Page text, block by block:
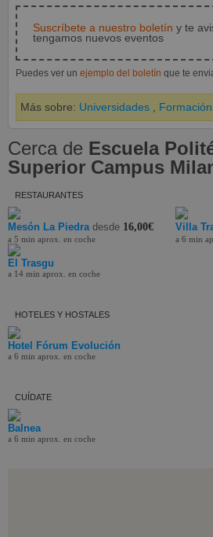
Suscríbete a nuestro boletín y te
tengamos nuevos eventos
Puedes ver un ejemplo del boletín que te
Más sobre: Universidades Formación
Cerca de Escuela
Superior Campus
RESTAURANTES
Mesón La Piedra desde 16,00€
a 5 min aprox. en coche
Villa
a 6 min
El Trasgu
a 14 min aprox. en coche
HOTELES Y HOSTALES
Hotel Fórum Evolución
a 6 min aprox. en coche
CUÍDATE
Balnea
a 6 min aprox. en coche